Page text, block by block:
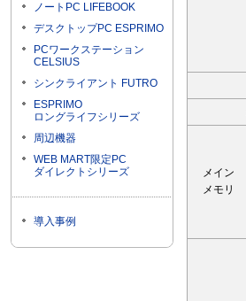
ノートPC LIFEBOOK
デスクトップPC ESPRIMO
PCワークステーション
CELSIUS
シンクライアント FUTRO
ESPRIMO
ロングライフシリーズ
周辺機器
WEB MART限定PC
ダイレクトシリーズ
導入事例
メイン
メモリ